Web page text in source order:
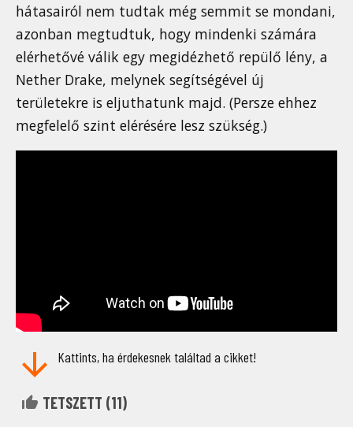
hátasairól nem tudtak még semmit se mondani,
azonban megtudtuk, hogy mindenki számára
elérhetővé válik egy megidézhető repülő lény, a
Nether Drake, melynek segítségével új
területekre is eljuthatunk majd. (Persze ehhez
megfelelő szint elérésére lesz szükség.)
Kattints, ha érdekesnek találtad a cikket!
TETSZETT (11)